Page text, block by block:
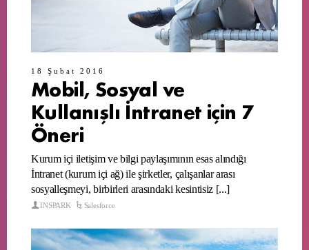
18 Şubat 2016
Mobil, Sosyal ve
Kullanışlı İntranet için 7
Öneri
Kurum içi iletişim ve bilgi paylaşımının esas alındığı
İntranet (kurum içi ağ) ile şirketler, çalışanlar arası
sosyalleşmeyi, birbirleri arasındaki kesintisiz [...]
INSPARK Salesforce